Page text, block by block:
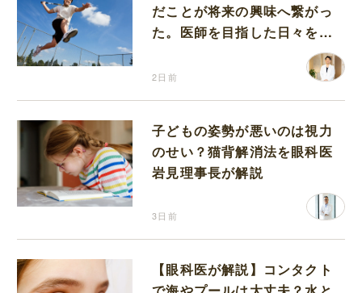
だことが将来の興味へ繋がっ
た。医師を目指した日々を振
2日前
子どもの姿勢が悪いのは視力
のせい？猫背解消法を眼科医
岩見理事長が解説
3日前
【眼科医が解説】コンタクト